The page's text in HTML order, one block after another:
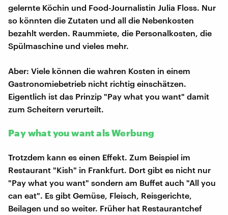
gelernte Köchin und Food-Journalistin Julia Floss. Nur
so könnten die Zutaten und all die Nebenkosten
bezahlt werden. Raummiete, die Personalkosten, die
Spülmaschine und vieles mehr.
Aber: Viele können die wahren Kosten in einem
Gastronomiebetrieb nicht richtig einschätzen.
Eigentlich ist das Prinzip "Pay what you want" damit
zum Scheitern verurteilt.
Pay what you want als Werbung
Trotzdem kann es einen Effekt. Zum Beispiel im
Restaurant "Kish" in Frankfurt. Dort gibt es nicht nur
"Pay what you want" sondern am Buffet auch "All you
can eat". Es gibt Gemüse, Fleisch, Reisgerichte,
Beilagen und so weiter. Früher hat Restaurantchef